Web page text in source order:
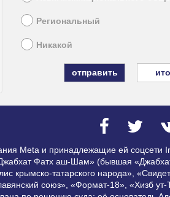
Региональный
Никакой
Meta и принадлежащие ей соцсети
Фатх аш-Шам» (бывшая
татарского народа»,
союз», «Формат-18», «Хизб